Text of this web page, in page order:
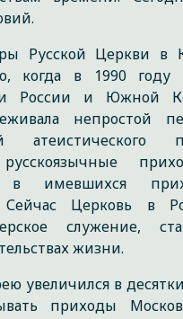
Русской Церкви в
когда в 1990 году
России и Южной
непростой
атеистического
в имевшихся
Сейчас Церковь в
служение,
жизни.
увеличился в
приходы